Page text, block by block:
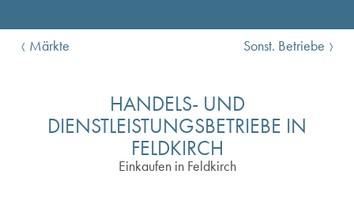
Märkte Sonst. Betriebe
HANDELS- UND
DIENSTLEISTUNGSBETRIEBE IN
FELDKIRCH
Einkaufen in Feldkirch